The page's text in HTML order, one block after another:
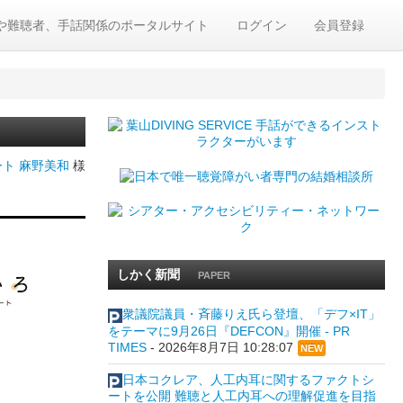
ログイン 会員登録
難聴者、手話関係のポータルサイト
麻野美和 様
しかく新聞 PAPER
衆議院議員・斉藤りえ氏ら登壇、「デフ×IT」
をテーマに9月26日『DEFCON』開催 - PR
TIMES- 2026年8月7日 10:28:07 NEW
日本コクレア、人工内耳に関するファクトシ
ートを公開 難聴と人工内耳への理解促進を目指